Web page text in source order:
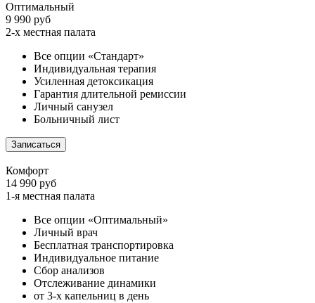
Оптимальный
9 990 руб
2-х местная палата
Все опции «Стандарт»
Индивидуальная терапия
Усиленная детоксикация
Гарантия длительной ремиссии
Личный санузел
Больничный лист
Записаться
Комфорт
14 990 руб
1-я местная палата
Все опции «Оптимальный»
Личный врач
Бесплатная транспортировка
Индивидуальное питание
Сбор анализов
Отслеживание динамики
от 3-х капельниц в день